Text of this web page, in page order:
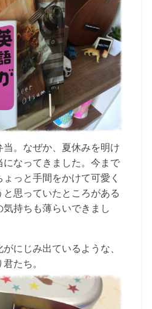
。なぜか、夏休みを明け
なってきました。今まで
っと手間をかけて可愛く
思っていたところがある
持ちも薄らいできまし
にじみ出ているような、
たち。